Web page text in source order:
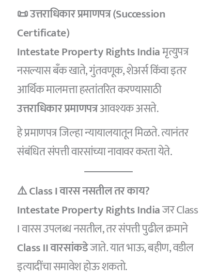
📜 उत्तराधिकार प्रमाणपत्र (Succession
Certificate)
Intestate Property Rights Indiaमृत्युपत्र
नसल्यास बँक खाते, गुंतवणूक, शेअर्स किंवा इतर
आर्थिक मालमत्ता हस्तांतरित करण्यासाठी
उत्तराधिकार प्रमाणपत्रआवश्यक असते.
हे प्रमाणपत्र जिल्हा न्यायालयातून मिळते. त्यानंतर
संबंधित संपत्ती वारसांच्या नावावर करता येते.
⚠️ Class I वारस नसतील तर काय?
Intestate Property Rights Indiaजर Class
I वारस उपलब्ध नसतील, तर संपत्ती पुढील क्रमाने
Class II वारसांकडेजाते. यात भाऊ, बहीण, वडील
इत्यादींचा समावेश होऊ शकतो.